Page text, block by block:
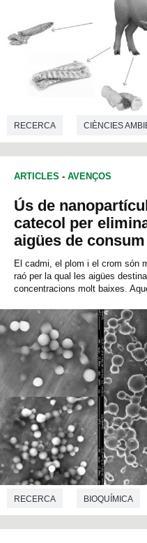
RECERCA CIÈNCIES
ARTICLES - AVENÇOS
Ús de
catecol per
aigües de consum
El cadmi, el plom i el crom són
raó per la qual les aigües
concentracions molt baixes.
RECERCA BIOQUÍMICA
QUÍMICA ENGINYERIA